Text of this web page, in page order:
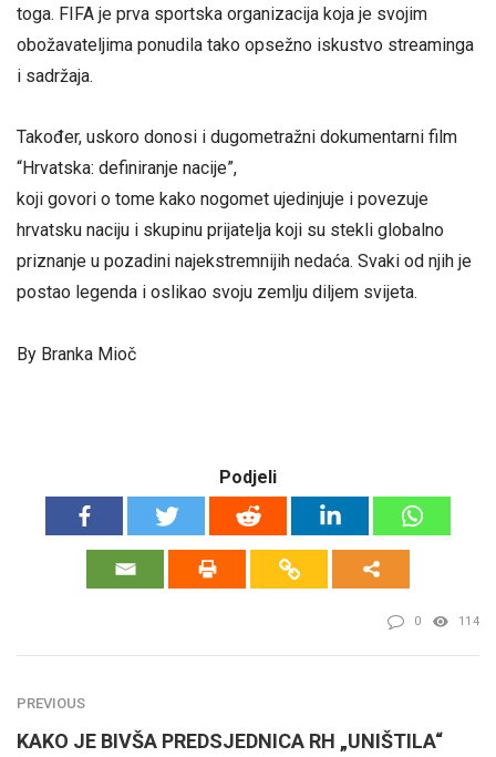
toga. FIFA je prva sportska organizacija koja je svojim
obožavateljima ponudila tako opsežno iskustvo streaminga
i sadržaja.
Također, uskoro donosi i dugometražni dokumentarni film
“Hrvatska: definiranje nacije”,
koji govori o tome kako nogomet ujedinjuje i povezuje
hrvatsku naciju i skupinu prijatelja koji su stekli globalno
priznanje u pozadini najekstremnijih nedaća. Svaki od njih je
postao legenda i oslikao svoju zemlju diljem svijeta.
By Branka Mioč
Podjeli
0 114
PREVIOUS
KAKO JE BIVŠA PREDSJEDNICA RH „UNIŠTILA“